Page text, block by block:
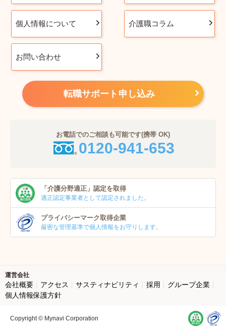
個人情報について 介護職コラム
お問い合わせ
転職サポート申し込み
お電話でのご相談も可能です(携帯 OK)
0120-941-653
「介護分野適正」 認定を取得
適正認定事業者として認定されました。
プライバシーマーク取得企業
厳密な管理基準で個人情報をお守りします。
運営会社
会社概要 アクセス サスティナビリティ 採用
グループ企業
個人情報保護方針
Copyright © Mynavi Corporation